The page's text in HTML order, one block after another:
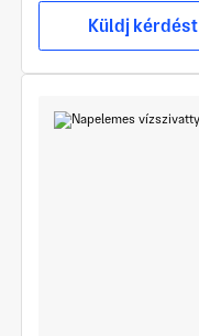
Küldj kérdést